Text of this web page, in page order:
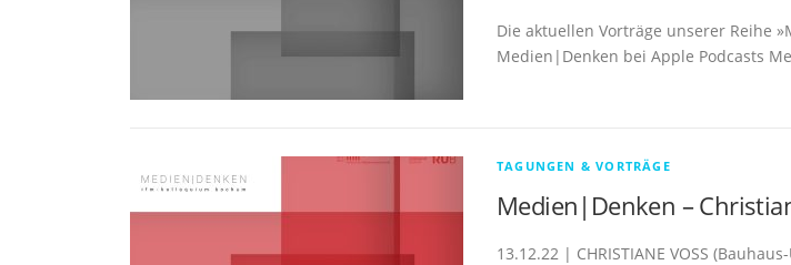
Die aktuellen Vorträge unserer Reihe
Medien|Denken bei Apple Podcasts
TAGUNGEN & VORTRÄGE
Medien|Denken –
13.12.22 | CHRISTIANE VOSS